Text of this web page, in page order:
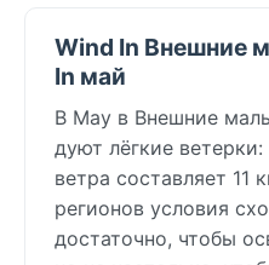
Wind In Внешние
In май
В May в Внешние
дуют лёгкие
ветра составляет 11
регионов условия
достаточно, чтобы